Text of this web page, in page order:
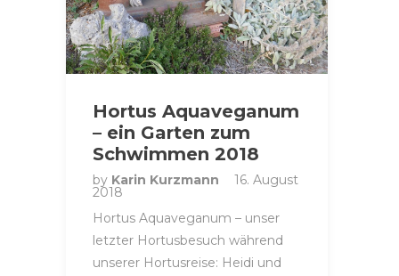
Hortus Aquaveganum
– ein Garten zum
Schwimmen 2018
by Karin Kurzmann 16. August
2018
Hortus Aquaveganum – unser
letzter Hortusbesuch während
unserer Hortusreise: Heidi und